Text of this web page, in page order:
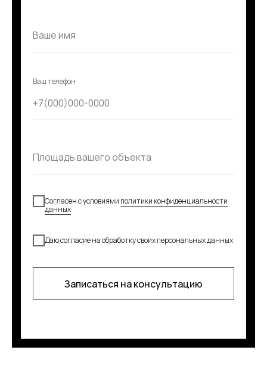
Ваш телефон
Согласен с условиями политики конфиденциальности
данных
Даю согласие на обработку своих персональных данных
Записаться на консультацию